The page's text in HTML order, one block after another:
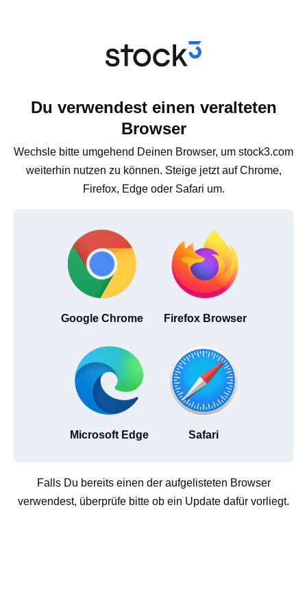
Du verwendest einen veralteten
Browser
Wechsle bitte umgehend Deinen Browser, um stock3.com
weiterhin nutzen zu können. Steige jetzt auf Chrome,
Firefox, Edge oder Safari um.
Google Chrome Firefox Browser
Microsoft Edge Safari
Falls Du bereits einen der aufgelisteten Browser
verwendest, überprüfe bitte ob ein Update dafür vorliegt.